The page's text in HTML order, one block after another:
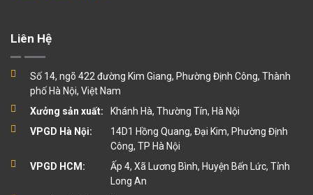
Liên Hệ
Số 14, ngõ 422 đường Kim Giang, Phường Định Công, Thành
phố Hà Nội, Việt Nam
Xưởng sản xuất:
Khánh Hà, Thường Tín, Hà Nội
VPGD Hà Nội:
14D1 Hồng Quang, Đại Kim, Phường Định
Công, TP Hà Nội
VPGD HCM:
Ấp 4, Xã Lương Bình, Huyện Bến Lức, Tỉnh
Long An